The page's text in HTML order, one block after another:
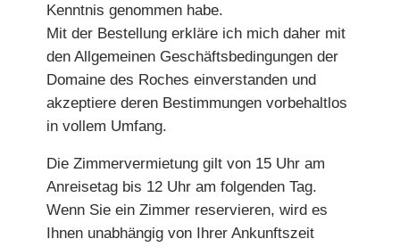
Kenntnis genommen habe.
Mit der Bestellung erkläre ich mich daher mit
den Allgemeinen Geschäftsbedingungen der
Domaine des Roches einverstanden und
akzeptiere deren Bestimmungen vorbehaltlos
in vollem Umfang.
Die Zimmervermietung gilt von 15 Uhr am
Anreisetag bis 12 Uhr am folgenden Tag.
Wenn Sie ein Zimmer reservieren, wird es
Ihnen unabhängig von Ihrer Ankunftszeit